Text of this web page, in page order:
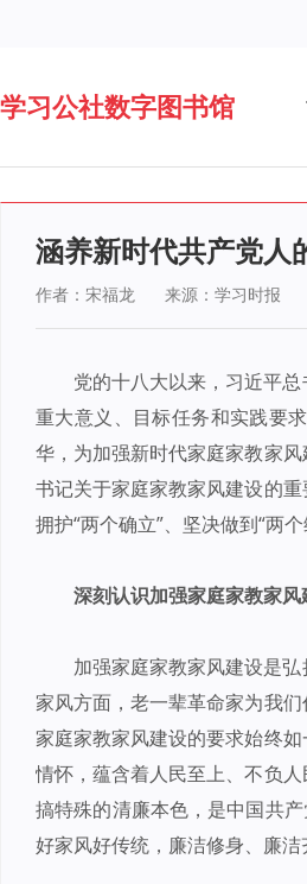
学习公社数字图书馆
涵养新时代共产党人
作者：宋福龙 来源：学习时报
党的十八大以来，习近平
重大意义、目标任务和实践要
华，为加强新时代家庭家教家
书记关于家庭家教家风建设的
拥护“两个确立”、坚决做到“两个
深刻认识加强家庭家教家
加强家庭家教家风建设是
家风方面，老一辈革命家为我
家庭家教家风建设的要求始终
情怀，蕴含着人民至上、不负
搞特殊的清廉本色，是中国共
好家风好传统，廉洁修身、廉